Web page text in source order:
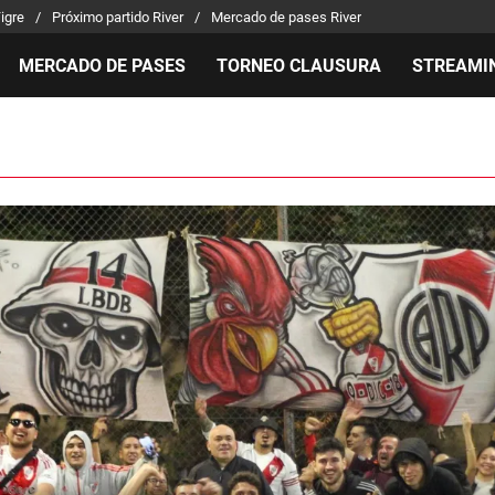
Próximo partido River Mercado de pases River
MERCADO DE PASES TORNEO CLAUSURA
Juanfer Quintero
Chacho Coudet
Ex River
Hinchas
Los goles de River
Entrevistas
Códigos
Apuesta